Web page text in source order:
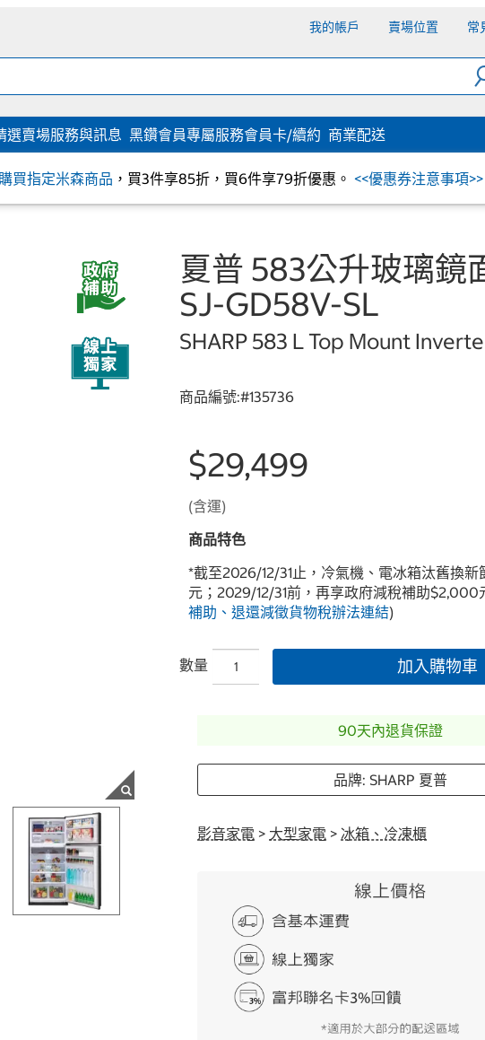
我的帳戶 賣場位置 常
選賣場服務與訊息 黑鑽會員專屬服務會員卡/續約 商業配送
購買指定米森商品 ，買3件享85折，買6件享79折優惠。 <<優惠券注意事項>>
夏普 583公升玻璃鏡
SJ-GD58V-SL
SHARP 583 L Top Mount
商品編號:#135736
$29,499
(含運)
商品特色
*截至2026/12/31止，冷氣機、電冰箱汰舊換
元；2029/12/31前，再享政府減稅補助$2,000
補助、退還減徵貨物稅辦法連結)
數量 加入購物車
90天內退貨保證
品牌: SHARP 夏普
影音家電 > 大型家電 > 冰箱、冷凍櫃